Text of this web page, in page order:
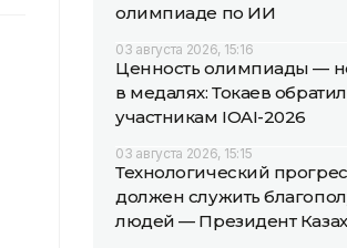
олимпиаде по ИИ
03 августа 2026, 15:16
Ценность олимпиады —
в медалях: Токаев
участникам IOAI-2026
03 августа 2026, 15:15
Технологический
должен служить
людей — Президент